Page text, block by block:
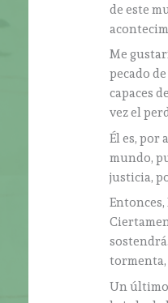
de este
Me
pecado
capaces
vez el
Él es, por
mundo,
justicia,
Entonces,
tormenta,
Un último